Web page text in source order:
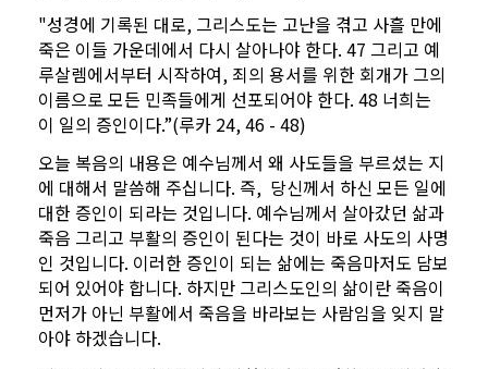
"성경에 기록된 대로, 그리스도는 고난을 겪고 사흘 만에
죽은 이들 가운데에서 다시 살아나야 한다. 47 그리고 예
루살렘에서부터 시작하여, 죄의 용서를 위한 회개가 그의
이름으로 모든 민족들에게 선포되어야 한다. 48 너희는
이 일의 증인이다.”(루카 24, 46 - 48)
오늘 복음의 내용은 예수님께서 왜 사도들을 부르셨는 지
에 대해서 말씀해 주십니다. 즉, 당신께서 하신 모든 일에
대한 증인이 되라는 것입니다. 예수님께서 살아갔던 삶과
죽음 그리고 부활의 증인이 된다는 것이 바로 사도의 사명
인 것입니다. 이러한 증인이 되는 삶에는 죽음마저도 담보
되어 있어야 합니다. 하지만 그리스도인의 삶이란 죽음이
먼저가 아닌 부활에서 죽음을 바라보는 사람임을 잊지 말
아야 하겠습니다.